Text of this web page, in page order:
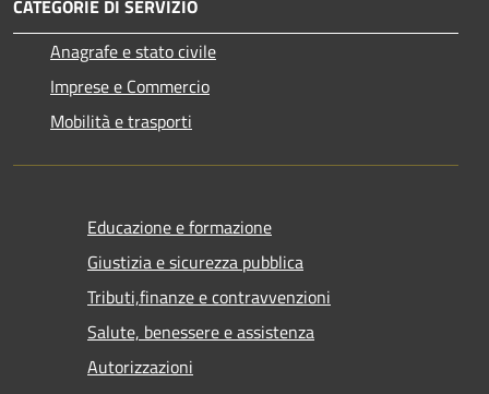
CATEGORIE DI SERVIZIO
Anagrafe e stato civile
Imprese e Commercio
Mobilità e trasporti
Educazione e formazione
Giustizia e sicurezza pubblica
Tributi,finanze e contravvenzioni
Salute, benessere e assistenza
Autorizzazioni